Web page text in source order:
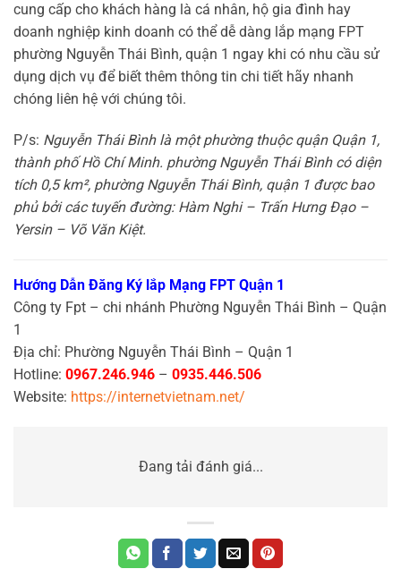
cung cấp cho khách hàng là cá nhân, hộ gia đình hay
doanh nghiệp kinh doanh có thể dễ dàng lắp mạng FPT
phường Nguyễn Thái Bình, quận 1 ngay khi có nhu cầu sử
dụng dịch vụ để biết thêm thông tin chi tiết hãy nhanh
chóng liên hệ với chúng tôi.
P/s: Nguyễn Thái Bình là một phường thuộc quận Quận 1,
thành phố Hồ Chí Minh. phường Nguyễn Thái Bình có diện
tích 0,5 km², phường Nguyễn Thái Bình, quận 1 được bao
phủ bởi các tuyến đường: Hàm Nghi – Trấn Hưng Đạo –
Yersin – Võ Văn Kiệt.
Hướng Dẫn Đăng Ký lắp Mạng FPT Quận 1
Công ty Fpt – chi nhánh Phường Nguyễn Thái Bình – Quận
1
Địa chỉ: Phường Nguyễn Thái Bình – Quận 1
Hotline: 0967.246.946 – 0935.446.506
Website: https://internetvietnam.net/
Đang tải đánh giá...